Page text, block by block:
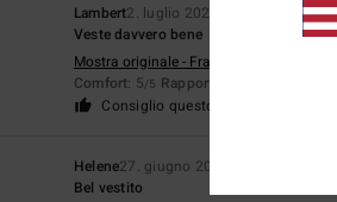
Lambert2. luglio 2026
Veste davvero bene
Mostra originale - Français
Comfort: 5/5 Rapporto qualità-prezzo
Consiglio questo prodotto
Helene27. giugno 2026
Bel vestito